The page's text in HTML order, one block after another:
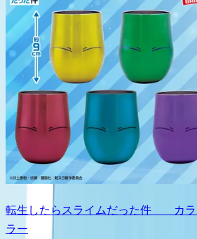
転生したらスライムだった件 カラ
ラー